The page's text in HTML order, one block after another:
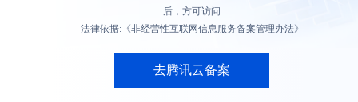
后，方可访问
法律依据:《非经营性互联网信息服务备案管理办法》
去腾讯云备案